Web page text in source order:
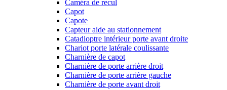
Caméra de recul
Capot
Capote
Capteur aide au stationnement
Catadioptre intérieur porte avant droite
Chariot porte latérale coulissante
Charnière de capot
Charnière de porte arrière droit
Charnière de porte arrière gauche
Charnière de porte avant droit